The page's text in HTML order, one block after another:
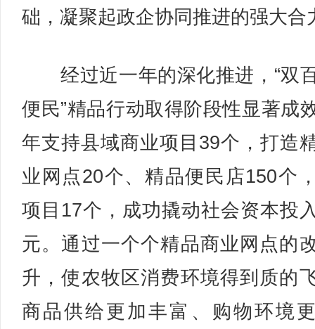
础，凝聚起政企协同推进的强大合
经过近一年的深化推进，“双
便民”精品行动取得阶段性显著成
年支持县域商业项目39个，打造
业网点20个、精品便民店150个
项目17个，成功撬动社会资本投
元。通过一个个精品商业网点的
升，使农牧区消费环境得到质的
商品供给更加丰富、购物环境